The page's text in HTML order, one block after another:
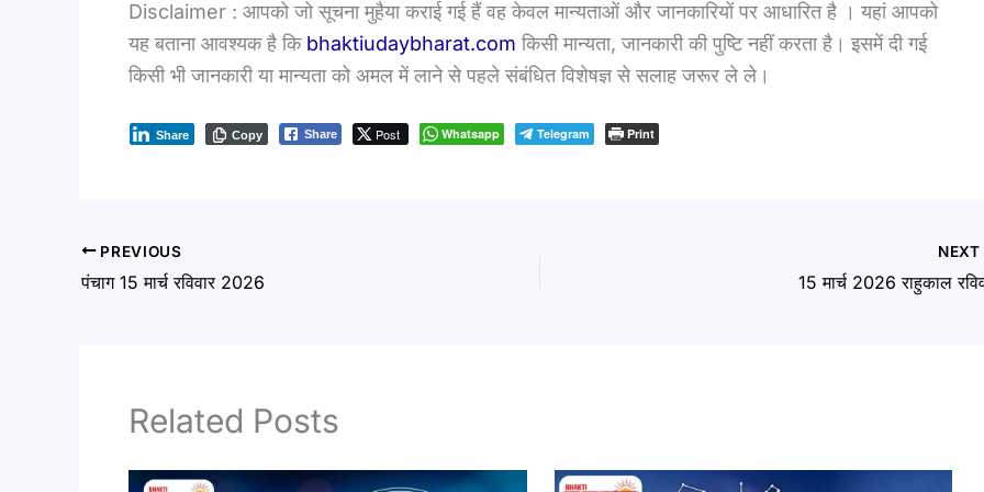
Disclaimer : आपको जो सूचना मुहैया कराई गई हैं वह केवल मान्यताओं और जानकारियों पर आधारित है । यहां आपको
यह बताना आवश्यक है कि bhaktiudaybharat.com किसी मान्यता, जानकारी की पुष्टि नहीं करता है। इसमें दी गई
किसी भी जानकारी या मान्यता को अमल में लाने से पहले संबंधित विशेषज्ञ से सलाह जरूर ले ले।
Share Post
Share Whatsapp Telegram
Copy Print
PREVIOUS
पंचाग 15 मार्च रविवार 2026
NEXT
15 मार्च 2026 राहुकाल
Related Posts